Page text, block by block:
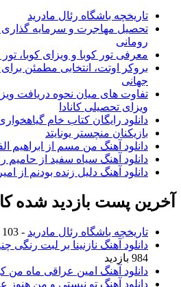
تاریخچه باشگاه رئال مادرید
تحصیل مهاجرت و سرمایه
رومانی
معرفی تور کوبا و ویزای کوبا،
بروکر اوتت، انتخابی مطمئن
جهانی
تفاوت های میان نحوه دریافت
ویزای تحصیلی کانادا
دانلود رایگان کتاب خام
بازیکنان منچستر یونایتد
دانلود آهنگ من مسم از ابراهیم
دانلود آهنگ سیاه سفید از حامیم
دانلود آهنگ دلیل زنده بودنم از
آخرین پست بازدید شده
تاریخچه باشگاه رئال مادرید - 103 بازدید
دانلود آهنگ نازنینا بر لبت
984 بازدید
دانلود آهنگ امین عراقی ماه من
دانلود آهنگ تو نیستی و من هنوز